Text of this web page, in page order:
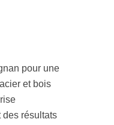
pour une
et bois
des résultats